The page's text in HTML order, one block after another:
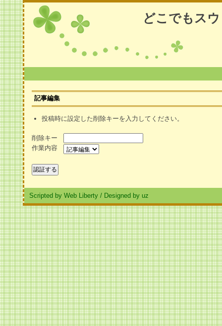
どこでもス
記事編集
投稿時に設定した削除キーを入力してください。
削除キー
作業内容
Scripted by Web Liberty / Designed by uz